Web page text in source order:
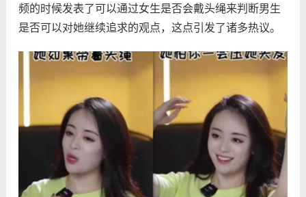
频的时候发表了可以通过女生是否会戴头绳来判断男生
是否可以对她继续追求的观点，这点引发了诸多热议。